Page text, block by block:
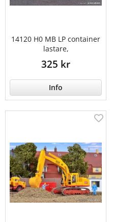
14120 H0 MB LP container
lastare,
325 kr
Info